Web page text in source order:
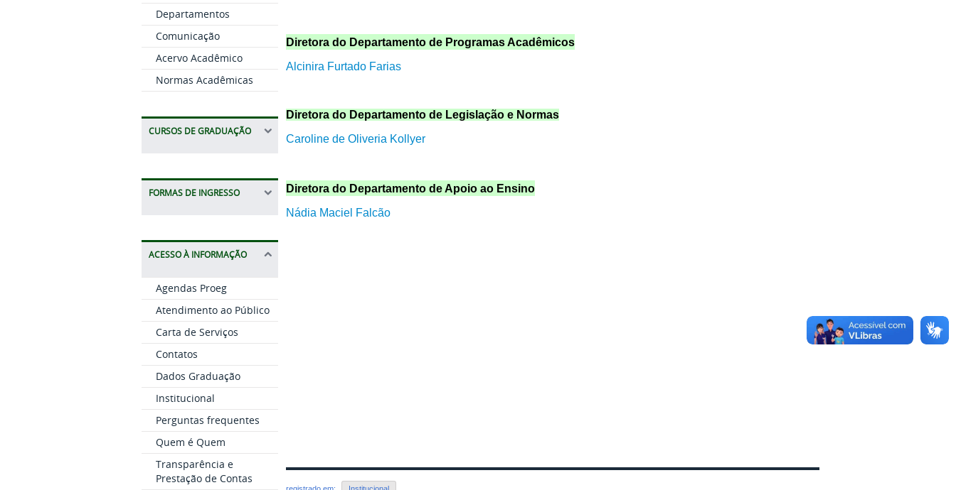
Departamentos
Comunicação
Acervo Acadêmico
Normas Acadêmicas
CURSOS DE GRADUAÇÃO
FORMAS DE INGRESSO
ACESSO À INFORMAÇÃO
Agendas Proeg
Atendimento ao Público
Carta de Serviços
Contatos
Dados Graduação
Institucional
Perguntas frequentes
Quem é Quem
Transparência e
Prestação de Contas
Diretora do Departamento de Programas Acadêmicos
Alcinira Furtado Farias
Diretora do Departamento de Legislação e Normas
Caroline de Oliveria Kollyer
Diretora do Departamento de Apoio ao Ensino
Nádia Maciel Falcão